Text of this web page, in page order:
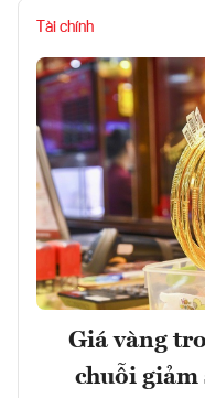
Tài chính
Giá vàng
chuỗi giảm